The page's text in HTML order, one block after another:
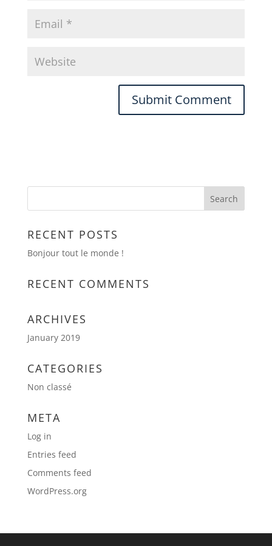
RECENT POSTS
Bonjour tout le monde !
RECENT COMMENTS
ARCHIVES
January 2019
CATEGORIES
Non classé
META
Log in
Entries feed
Comments feed
WordPress.org